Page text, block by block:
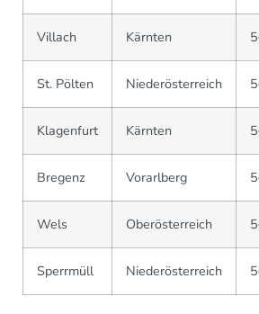
Villach Kärnten
St. Pölten Niederösterreich
Klagenfurt Kärnten
Bregenz Vorarlberg
Wels Oberösterreich
Sperrmüll Niederösterreich